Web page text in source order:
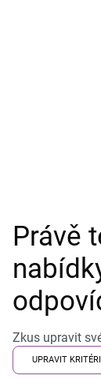
Právě
Zkus upravit
UPRAVIT